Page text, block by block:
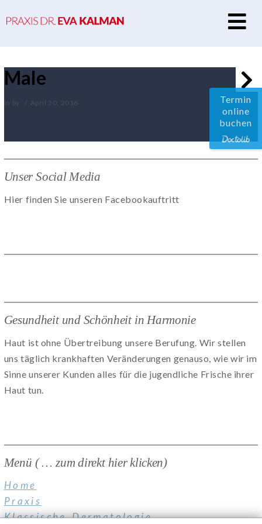
Male
In by April 20, 2016
Unser Social Media
Hier finden Sie unseren Facebookauftritt
Termin
online
buchen
Gesundheit und Schönheit in Harmonie
Haut ist ohne Übertreibung unsere Berufung. Wir stellen
uns täglich krankhaften Veränderungen genauso, wie wir im
Sinne unserer Kunden alles für die jugendliche Frische ihrer
Haut tun.
Menü ( … zum direkt hier klicken)
Home
Praxis
Klassische Dermatologie